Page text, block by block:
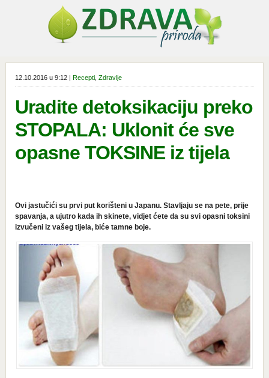
12.10.2016 u 9:12 | Recepti, Zdravlje
Uradite detoksikaciju preko
STOPALA: Uklonit će sve
opasne TOKSINE iz tijela
Ovi jastučići su prvi put korišteni u Japanu. Stavljaju se na pete, prije
spavanja, a ujutro kada ih skinete, vidjet ćete da su svi opasni toksini
izvučeni iz vašeg tijela, biće tamne boje.